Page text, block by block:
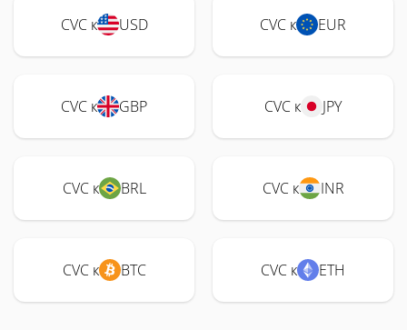
CVC к USD CVC к EUR
CVC к GBP CVC к JPY
CVC к BRL CVC к INR
CVC к BTC CVC к ETH